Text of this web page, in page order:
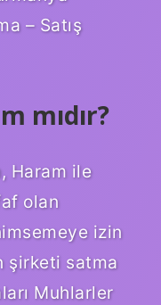
– Satış
mıdır?
Haram ile
olan
izin
şirketi satma
Muhlarler